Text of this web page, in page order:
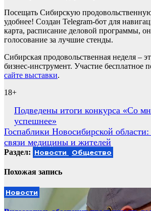
Посещать Сибирскую
удобнее! Создан Telegram-бот для
карта, расписание деловой программы,
голосование за лучшие стенды.
Сибирская продовольственная неделя –
бизнес-инструмент. Участие бесплатное
сайте выставки.
18+
Навигация
по
записям
Подведены итоги конкурса «Со
успешнее»
Госпаблики Новосибирской
связи медицины и жителей
Раздел: Новости Общество
Похожая запись
Новости